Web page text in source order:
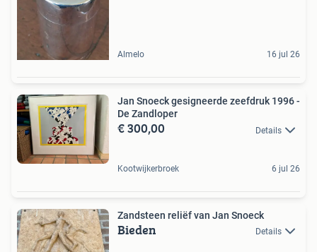
Almelo 16 jul 26
Jan Snoeck gesigneerde zeefdruk 1996 -
De Zandloper
€ 300,00 Details
Kootwijkerbroek 6 jul 26
Zandsteen reliëf van Jan Snoeck
Bieden Details